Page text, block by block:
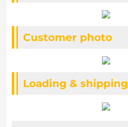
Customer photo
Loading & shipping